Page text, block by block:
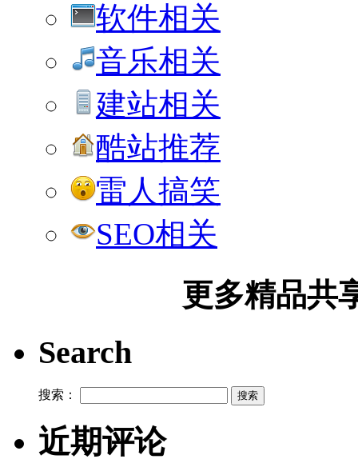
软件相关
音乐相关
建站相关
酷站推荐
雷人搞笑
SEO相关
更多精品共
Search
搜索：
近期评论